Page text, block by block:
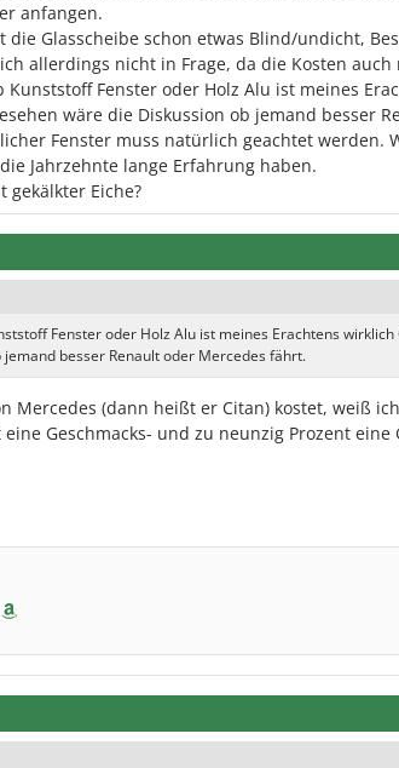
anfangen.
die Glasscheibe schon etwas Blind/undicht,
allerdings nicht in Frage, da die Kosten
Kunststoff Fenster oder Holz Alu ist meines
wäre die Diskussion ob jemand besser
Fenster muss natürlich geachtet werden.
Jahrzehnte lange Erfahrung haben.
gekälkter Eiche?
Fenster oder Holz Alu ist meines Erachtens
besser Renault oder Mercedes fährt.
Mercedes (dann heißt er Citan) kostet, weiß
Geschmacks- und zu neunzig Prozent eine